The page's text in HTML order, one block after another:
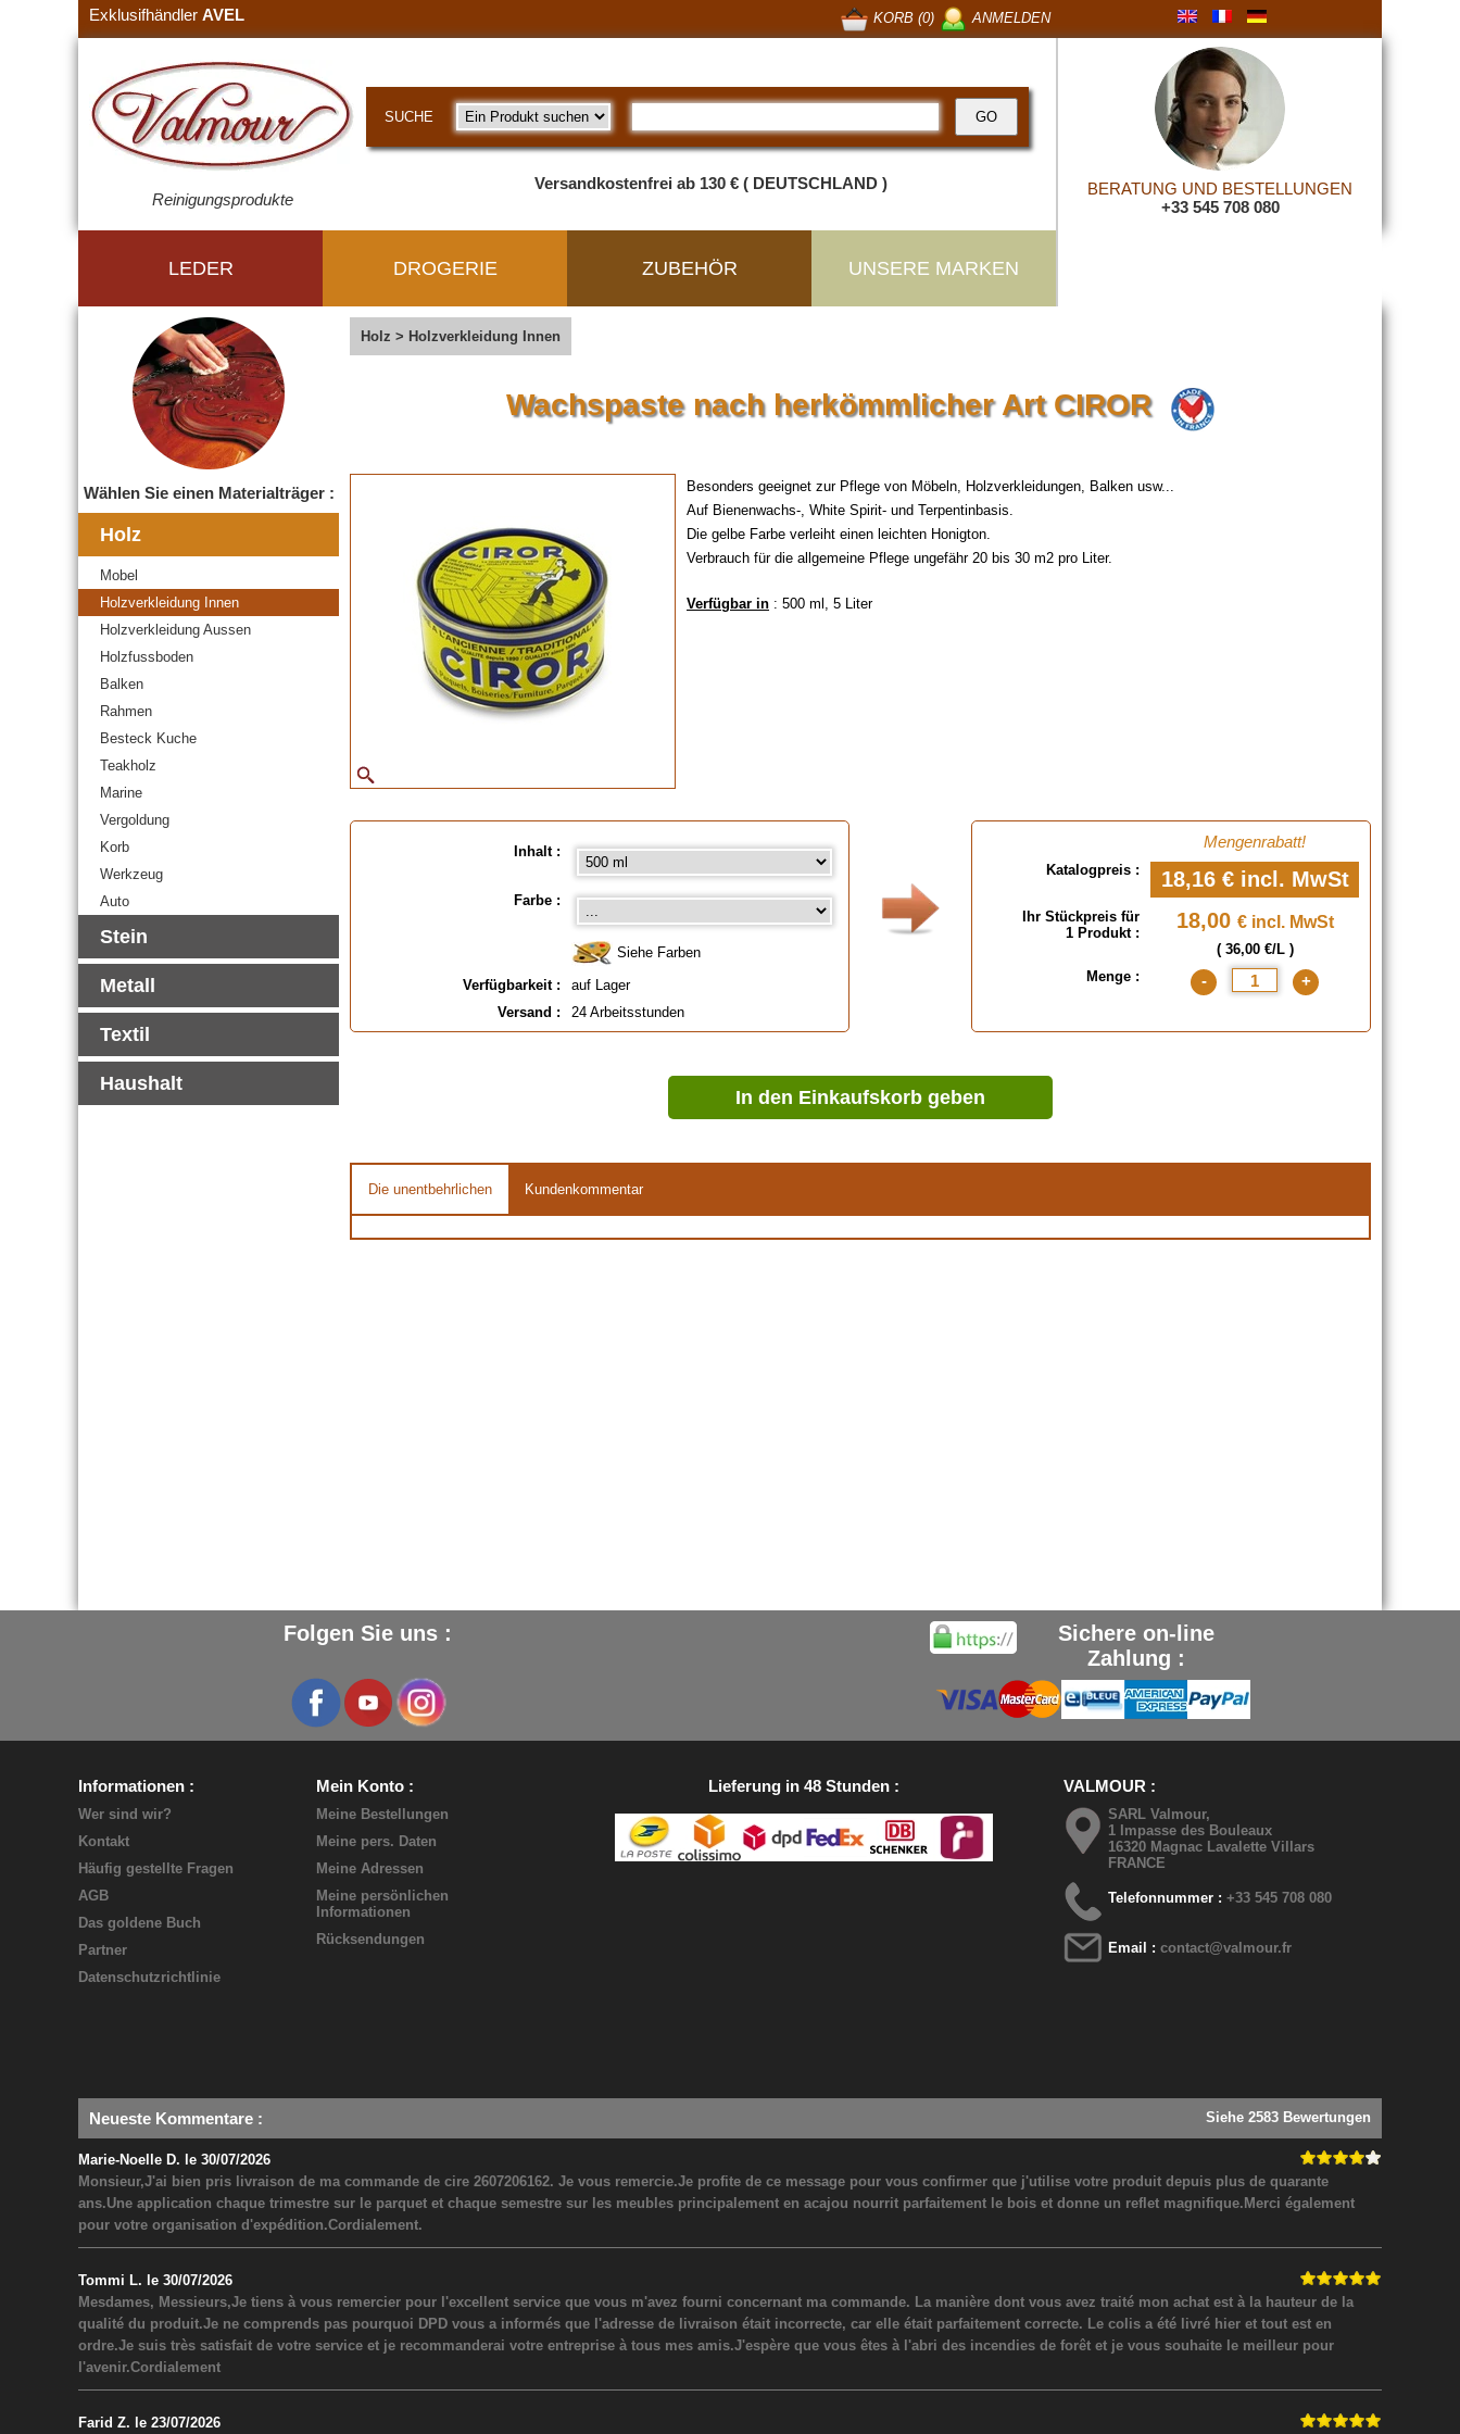
Exklusifhändler AVEL ANMELDEN
KORB (0)
Reinigungsprodukte
SUCHE
Versandkostenfrei ab 130 € ( DEUTSCHLAND )
BERATUNG UND BESTELLUNGEN
+33 545 708 080
LEDER DROGERIE ZUBEHÖR UNSERE MARKEN
Wählen Sie einen Materialträger :
Holz
Mobel
Holzverkleidung Innen
Holzverkleidung Aussen
Holzfussboden
Balken
Rahmen
Besteck Kuche
Teakholz
Marine
Vergoldung
Korb
Werkzeug
Auto
Stein
Metall
Textil
Haushalt
Holz > Holzverkleidung Innen
Wachspaste nach herkömmlicher Art CIROR
Besonders geeignet zur Pflege von Möbeln, Holzverkleidungen, Balken usw...
Auf Bienenwachs-, White Spirit- und Terpentinbasis.
Die gelbe Farbe verleiht einen leichten Honigton.
Verbrauch für die allgemeine Pflege ungefähr 20 bis 30 m2 pro Liter.
Verfügbar in : 500 ml, 5 Liter
Inhalt :
Farbe :
Siehe Farben
Verfügbarkeit :
auf Lager
Versand :
24 Arbeitsstunden
Mengenrabatt!
Katalogpreis : 18,16 € incl. MwSt
Ihr Stückpreis für
1 Produkt :
18,00 € incl. MwSt
( 36,00 €/L )
Menge :
- +
In den Einkaufskorb geben
Die unentbehrlichen Kundenkommentar
Folgen Sie uns :
Sichere on-line
Zahlung :
Informationen
Wer sind wir?
Kontakt
Häufig gestellte Fragen
AGB
Das goldene Buch
Partner
Datenschutzrichtlinie
Mein Konto
Meine Bestellungen
Meine pers. Daten
Meine Adressen
Meine persönlichen
Informationen
Rücksendungen
Lieferung in 48 Stunden VALMOUR
SARL Valmour,
1 Impasse des Bouleaux
16320 Magnac Lavalette Villars
FRANCE
Telefonnummer :+33 545 708 080
Email :contact@valmour.fr
Neueste Kommentare : Siehe 2583 Bewertungen
Marie-Noelle D. le 30/07/2026
Monsieur,J'ai bien pris livraison de ma commande de cire 2607206162. Je vous remercie.Je profite de ce message pour vous confirmer que j'utilise votre produit depuis plus de quarante
ans.Une application chaque trimestre sur le parquet et chaque semestre sur les meubles principalement en acajou nourrit parfaitement le bois et donne un reflet magnifique.Merci également
pour votre organisation d'expédition.Cordialement.
Tommi L. le 30/07/2026
Mesdames, Messieurs,Je tiens à vous remercier pour l'excellent service que vous m'avez fourni concernant ma commande. La manière dont vous avez traité mon achat est à la hauteur de la
qualité du produit.Je ne comprends pas pourquoi DPD vous a informés que l'adresse de livraison était incorrecte, car elle était parfaitement correcte. Le colis a été livré hier et tout est en
ordre.Je suis très satisfait de votre service et je recommanderai votre entreprise à tous mes amis.J'espère que vous êtes à l'abri des incendies de forêt et je vous souhaite le meilleur pour
l'avenir.Cordialement
Farid Z. le 23/07/2026